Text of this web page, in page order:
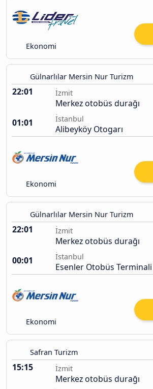
Ekonomi
Gülnarlılar Mersin Nur Turizm
22:01 İzmit
Merkez otobüs durağı
01:01
İstanbul
Alibeyköy Otogarı
Ekonomi
Gülnarlılar Mersin Nur Turizm
22:01 İzmit
Merkez otobüs durağı
00:01
İstanbul
Esenler Otobüs Terminali
Ekonomi
Safran Turizm
15:15 İzmit
Merkez otobüs durağı